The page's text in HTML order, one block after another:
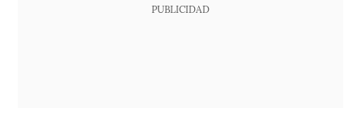
PUBLICIDAD